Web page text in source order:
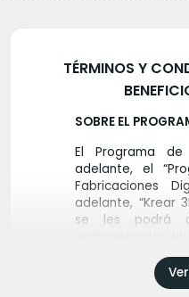
TÉRMINOS Y
SOBRE EL
El Programa
adelante, el
Fabricaciones
adelante, “Krear
se les podrá
El Programa ha
beneficiar a
acumular Puntos